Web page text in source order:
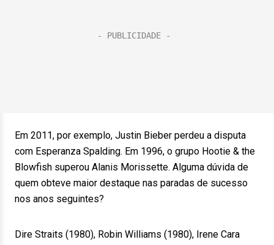
Em 2011, por exemplo, Justin Bieber perdeu a disputa
com Esperanza Spalding. Em 1996, o grupo Hootie & the
Blowfish superou Alanis Morissette. Alguma dúvida de
quem obteve maior destaque nas paradas de sucesso
nos anos seguintes?
Dire Straits (1980), Robin Williams (1980), Irene Cara